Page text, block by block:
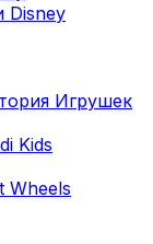
Disney
Игрушек
Kids
Wheels